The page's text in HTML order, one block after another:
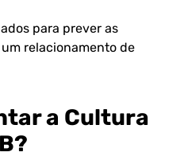
para prever as
relacionamento de
a Cultura